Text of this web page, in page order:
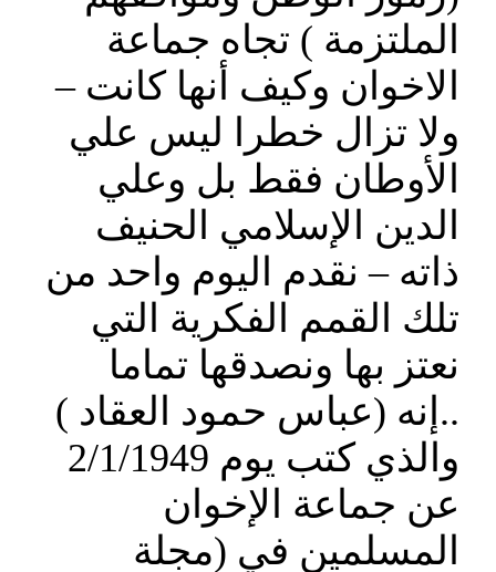
الملتزمة ) تجاه جماعة
الاخوان وكيف أنها كانت –
ولا تزال خطرا ليس علي
الأوطان فقط بل وعلي
الدين الإسلامي الحنيف
ذاته – نقدم اليوم واحد من
تلك القمم الفكرية التي
نعتز بها ونصدقها تماما
..إنه (عباس حمود العقاد )
والذي كتب يوم 2/1/1949
عن جماعة الإخوان
المسلمين في (مجلة